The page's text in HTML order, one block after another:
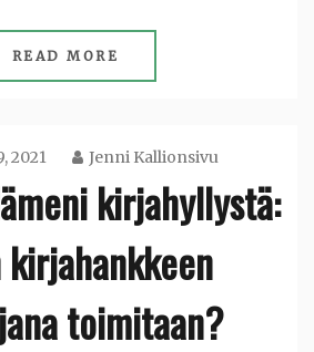
READ MORE
2021 Jenni Kallionsivu
kirjahyllystä:
toimitaan?